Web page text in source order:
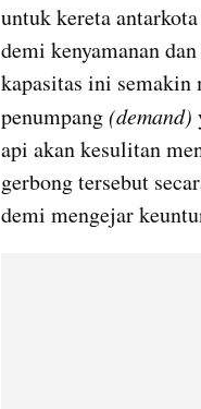
untuk kereta
demi kenyamanan
kapasitas ini semakin
penumpang (demand)
api akan kesulitan
gerbong tersebut
demi mengejar